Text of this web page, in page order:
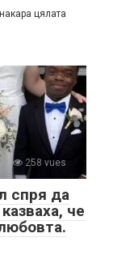
цялата
258 vues
спря да
че